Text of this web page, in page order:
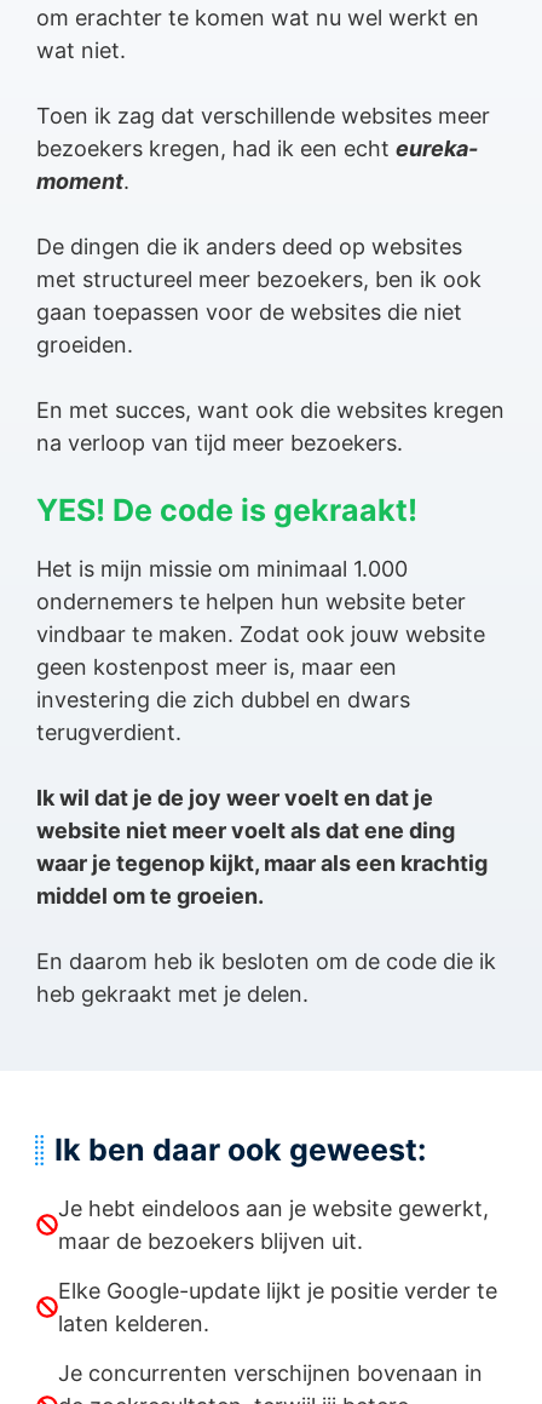
om erachter te komen wat nu wel werkt en
wat niet.
Toen ik zag dat verschillende websites meer
bezoekers kregen, had ik een echt eureka-
moment.
De dingen die ik anders deed op websites
met structureel meer bezoekers, ben ik ook
gaan toepassen voor de websites die niet
groeiden.
En met succes, want ook die websites kregen
na verloop van tijd meer bezoekers.
YES! De code is gekraakt!
Het is mijn missie om minimaal 1.000
ondernemers te helpen hun website beter
vindbaar te maken. Zodat ook jouw website
geen kostenpost meer is, maar een
investering die zich dubbel en dwars
terugverdient.
Ik wil dat je de joy weer voelt en dat je
website niet meer voelt als dat ene ding
waar je tegenop kijkt, maar als een krachtig
middel om te groeien.
En daarom heb ik besloten om de code die ik
heb gekraakt met je delen.
Ik ben daar ook geweest:
Je hebt eindeloos aan je website gewerkt,
maar de bezoekers blijven uit.
Elke Google-update lijkt je positie verder te
laten kelderen.
Je concurrenten verschijnen bovenaan in